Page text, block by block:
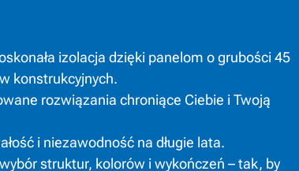
izolacja dzięki panelom o grubości 45
konstrukcyjnych.
rozwiązania chroniące Ciebie i Twoją
i niezawodność na długie lata.
struktur, kolorów i wykończeń – tak, by